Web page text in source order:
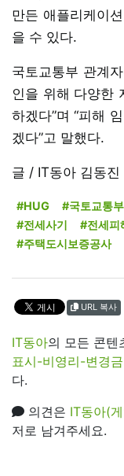
만든 애플리케이
을 수 있다.
국토교통부 관계
인을 위해 다양한
하겠다”며 “피해
겠다”고 말했다.
글 / IT동아 김동
#HUG #국토교통부
#전세사기
#전세피
#주택도시보증공사
URL 복사
IT동아의 모든 콘텐
표시-비영리-변경
다.
의견은 IT동아(
저로 남겨주세요.